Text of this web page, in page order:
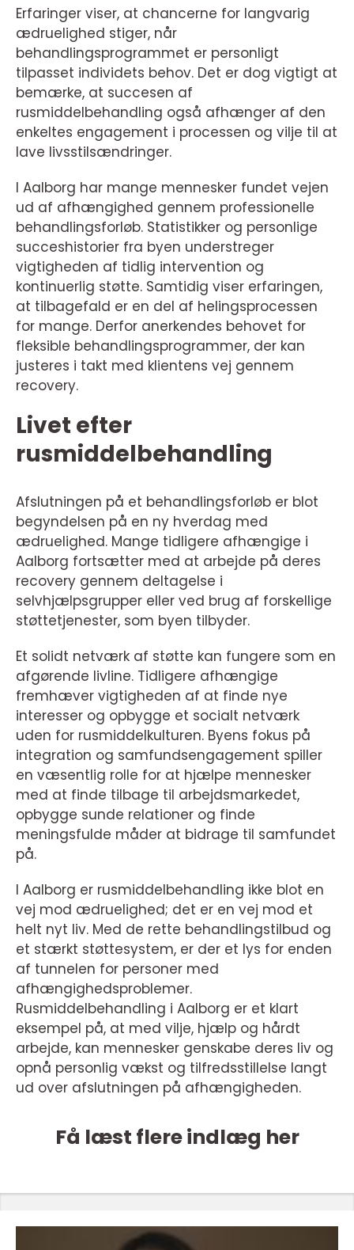
Erfaringer viser, at chancerne for langvarig
ædruelighed stiger, når
behandlingsprogrammet er personligt
tilpasset individets behov. Det er dog vigtigt at
bemærke, at succesen af
rusmiddelbehandling også afhænger af den
enkeltes engagement i processen og vilje til at
lave livsstilsændringer.
I Aalborg har mange mennesker fundet vejen
ud af afhængighed gennem professionelle
behandlingsforløb. Statistikker og personlige
succeshistorier fra byen understreger
vigtigheden af tidlig intervention og
kontinuerlig støtte. Samtidig viser erfaringen,
at tilbagefald er en del af helingsprocessen
for mange. Derfor anerkendes behovet for
fleksible behandlingsprogrammer, der kan
justeres i takt med klientens vej gennem
recovery.
Livet efter
rusmiddelbehandling
Afslutningen på et behandlingsforløb er blot
begyndelsen på en ny hverdag med
ædruelighed. Mange tidligere afhængige i
Aalborg fortsætter med at arbejde på deres
recovery gennem deltagelse i
selvhjælpsgrupper eller ved brug af forskellige
støttetjenester, som byen tilbyder.
Et solidt netværk af støtte kan fungere som en
afgørende livline. Tidligere afhængige
fremhæver vigtigheden af at finde nye
interesser og opbygge et socialt netværk
uden for rusmiddelkulturen. Byens fokus på
integration og samfundsengagement spiller
en væsentlig rolle for at hjælpe mennesker
med at finde tilbage til arbejdsmarkedet,
opbygge sunde relationer og finde
meningsfulde måder at bidrage til samfundet
på.
I Aalborg er rusmiddelbehandling ikke blot en
vej mod ædruelighed; det er en vej mod et
helt nyt liv. Med de rette behandlingstilbud og
et stærkt støttesystem, er der et lys for enden
af tunnelen for personer med
afhængighedsproblemer.
Rusmiddelbehandling i Aalborg er et klart
eksempel på, at med vilje, hjælp og hårdt
arbejde, kan mennesker genskabe deres liv og
opnå personlig vækst og tilfredsstillelse langt
ud over afslutningen på afhængigheden.
Få læst flere indlæg her